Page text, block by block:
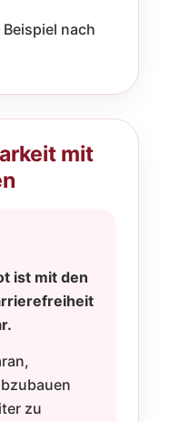
nach
mit
ist mit den
zu